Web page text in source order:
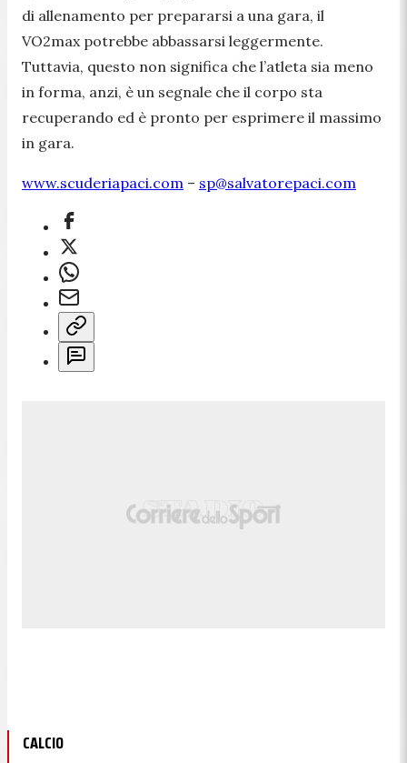
di allenamento per prepararsi a una gara, il
VO2max potrebbe abbassarsi leggermente.
Tuttavia, questo non significa che l’atleta sia meno
in forma, anzi, è un segnale che il corpo sta
recuperando ed è pronto per esprimere il massimo
in gara.
www.scuderiapaci.com – sp@salvatorepaci.com
CALCIO